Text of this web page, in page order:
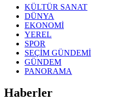
KÜLTÜR SANAT
DÜNYA
EKONOMİ
YEREL
SPOR
SEÇİM GÜNDEMİ
GÜNDEM
PANORAMA
Haberler